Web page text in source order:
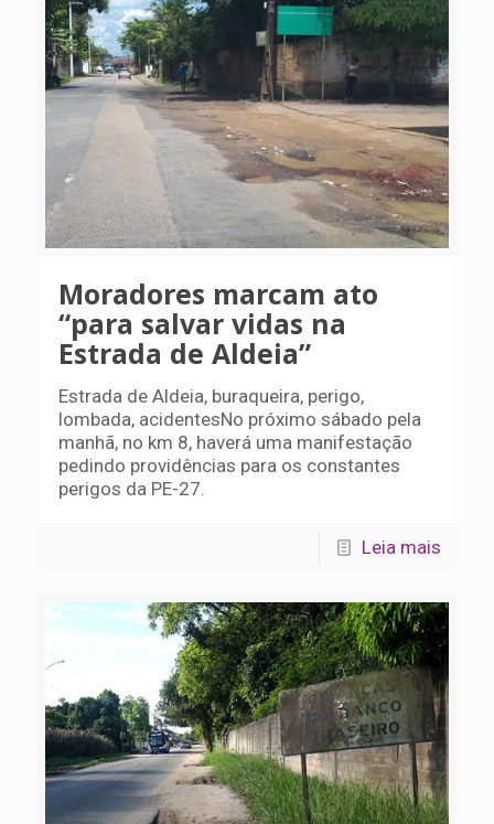
Moradores marcam ato
“para salvar vidas na
Estrada de Aldeia”
Estrada de Aldeia, buraqueira, perigo,
lombada, acidentesNo próximo sábado pela
manhã, no km 8, haverá uma manifestação
pedindo providências para os constantes
perigos da PE-27.
Leia mais